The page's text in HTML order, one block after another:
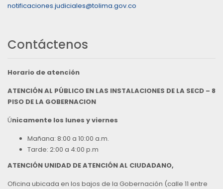
notificaciones.judiciales@tolima.gov.co
Contáctenos
Horario de atención
ATENCIÓN AL PÚBLICO EN LAS INSTALACIONES DE LA SECD – 8
PISO DE LA GOBERNACION
Únicamente los lunes y viernes
Mañana: 8:00 a 10:00 a.m.
Tarde: 2:00 a 4:00 p.m
ATENCIÓN UNIDAD DE ATENCIÓN AL CIUDADANO,
Oficina ubicada en los bajos de la Gobernación (calle 11 entre